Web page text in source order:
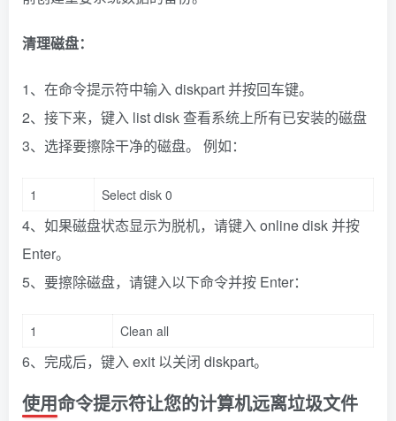
清理磁盘：
1、在命令提示符中输入 diskpart 并按回车键。
2、接下来，键入 list disk 查看系统上所有已安装的磁盘
3、选择要擦除干净的磁盘。 例如：
1 Select disk 0
4、如果磁盘状态显示为脱机，请键入 online disk 并按
Enter。
5、要擦除磁盘，请键入以下命令并按 Enter：
1 Clean all
6、完成后，键入 exit 以关闭 diskpart。
使用命令提示符让您的计算机远离垃圾文件